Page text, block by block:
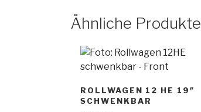
Ähnliche Produkte
ROLLWAGEN 12 HE 19″
SCHWENKBAR